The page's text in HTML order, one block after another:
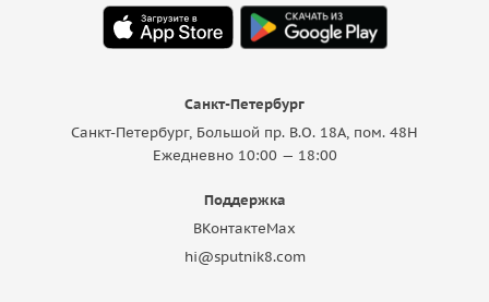
Санкт-Петербург
Санкт-Петербург, Большой пр. В.О. 18A, пом. 48Н
Ежедневно 10:00 — 18:00
Поддержка
ВКонтактеMax
hi@sputnik8.com